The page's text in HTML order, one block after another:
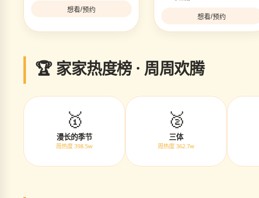
想看/预约
想看/预约
🏆 家家热度榜 · 周周欢腾
🥇
漫长的季节
周热度 398.5w
🥈
三体
周热度 362.7w